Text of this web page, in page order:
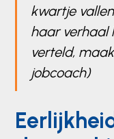
kwartje
haar verhaal
verteld,
jobcoach)